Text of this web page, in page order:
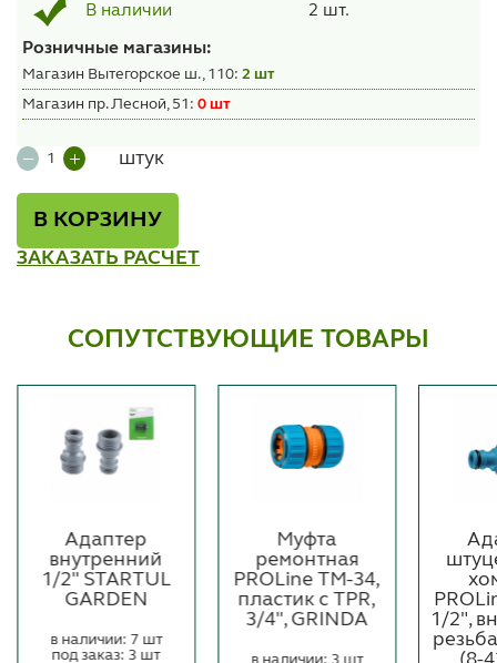
В наличии 2 шт.
Розничные магазины:
Магазин Вытегорское ш., 110: 2 шт
Магазин пр. Лесной, 51: 0 шт
штук
В КОРЗИНУ
ЗАКАЗАТЬ РАСЧЕТ
СОПУТСТВУЮЩИЕ ТОВАРЫ
Адаптер
внутренний
1/2" STARTUL
GARDEN
в наличии: 7 шт
под заказ: 3 шт
Муфта
ремонтная
PROLine TМ-34,
пластик с TPR,
3/4", GRINDA
1/2",